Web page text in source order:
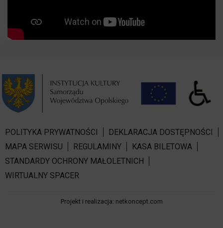
POLITYKA PRYWATNOŚCI
DEKLARACJA DOSTĘPNOŚCI
MAPA SERWISU
REGULAMINY
KASA BILETOWA
STANDARDY OCHRONY MAŁOLETNICH
WIRTUALNY SPACER
Projekt i realizacja: netkoncept.com